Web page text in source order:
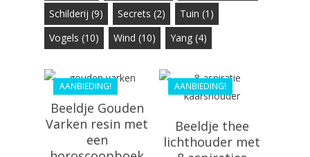
Schilderij (9) Secrets (2) Tuin (1)
Vogels (10) Wind (10) Yang (4)
AANBIEDING!
€26.99
€20.69
Beeldje Gouden
Varken resin met
een
AANBIEDING!
€28.99
€26.36
Beeldje thee
lichthouder met